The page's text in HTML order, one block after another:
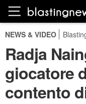
NEWS & VIDEO
Radja
giocatore
contento